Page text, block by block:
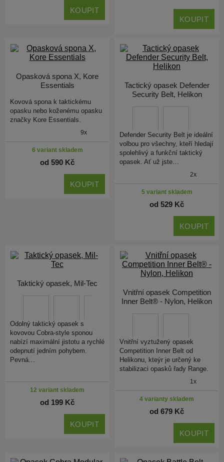
KOUPIT
KOUPIT
Opasková spona X, Kore
Essentials
Kovová spona k taktickému
opasku nebo koženému opasku
značky Kore Essentials.
9x
6 variant skladem
od 590 Kč
KOUPIT
Tactický opasek Defender
Security Belt, Helikon
Defender Security Belt je ideální
volbou pro všechny, kteří hledají
spolehlivý a funkční taktický
opasek. Ať už jste…
2x
5 variant skladem
od 529 Kč
KOUPIT
Taktický opasek, Mil-Tec
Odolný taktický opasek s
kovovou Cobra-style sponou
nabízí maximální jistotu a rychlé
odepnutí jedním pohybem.
Pevná…
12 variant skladem
od 199 Kč
KOUPIT
Vnitřní opasek Competition
Inner Belt® - Nylon, Helikon
Vnitřní vyztužený opasek
Competition Inner Belt od
Helikonu, kteýr je určený ke
stabilizaci opasků řady Range.
1x
4 varianty skladem
od 679 Kč
KOUPIT